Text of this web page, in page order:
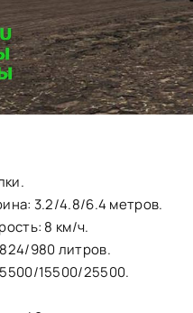
3.2/4.8/6.4 метров.
8 км/ч.
980 литров.
15500/25500.